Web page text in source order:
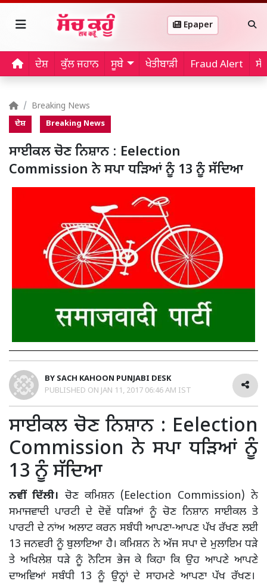
Epaper
ਦੇਸ਼ ਕੁੱਲ ਜਹਾਨ ਸੂਬੇ ਖੇਤੀਬਾੜੀ Fraud Alert
Breaking News
ਦੇਸ਼ Breaking News
ਸਾਈਕਲ ਚੋਣ ਨਿਸ਼ਾਨ : Eelection
Commission ਨੇ ਸਪਾ ਧੜਿਆਂ ਨੂੰ 13 ਨੂੰ ਸੱਦਿਆ
BY SACH KAHOON PUNJABI DESK
PUBLISHED ON JAN 11, 2017 06:46 AM IST
ਸਾਈਕਲ ਚੋਣ ਨਿਸ਼ਾਨ : Eelection
Commission ਨੇ ਸਪਾ ਧੜਿਆਂ ਨੂੰ
13 ਨੂੰ ਸੱਦਿਆ
ਨਵੀਂ ਦਿੱਲੀ। ਚੋਣ ਕਮਿਸ਼ਨ (Eelection Commission) ਨੇ
ਸਮਾਜਵਾਦੀ ਪਾਰਟੀ ਦੇ ਦੋਵੇਂ ਧੜਿਆਂ ਨੂੰ ਚੋਣ ਨਿਸ਼ਾਨ ਸਾਈਕਲ ਤੇ
ਪਾਰਟੀ ਦੇ ਨਾਂਅ ਅਲਾਟ ਕਰਨ ਸਬੰਧੀ ਆਪਣਾ-ਆਪਣ ਪੱਖ ਰੱਖਣ ਲਈ
13 ਜਨਵਰੀ ਨੂੰ ਬੁਲਾਇਆ ਹੈ। ਕਮਿਸ਼ਨ ਨੇ ਅੱਜ ਸਪਾ ਦੇ ਮੁਲਾਇਮ ਧੜੇ
ਤੇ ਅਖਿਲੇਸ਼ ਧੜੇ ਨੂੰ ਨੋਟਿਸ ਭੇਜ ਕੇ ਕਿਹਾ ਕਿ ਉਹ ਆਪਣੇ ਆਪਣੇ
ਦਾਅਵਿਆਂ ਸਬੰਧੀ 13 ਨੂੰ ਉਨ੍ਹਾਂ ਦੇ ਸਾਹਮਣੇ ਆਪਣਾ ਪੱਖ ਰੱਖਣ।